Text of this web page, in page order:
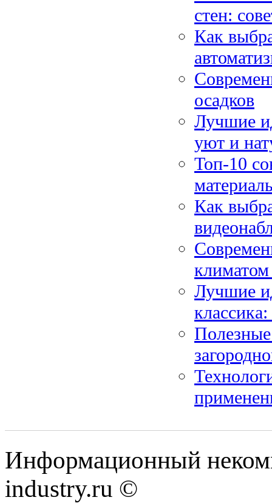
стен:
Как
осадков
Лучшие
уют и
Топ-10
Как
Лучшие
Информационный
industry.ru ©